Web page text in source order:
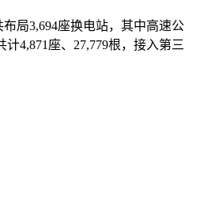
局3,694座换电站，其中高速公
4,871座、27,779根，接入第三